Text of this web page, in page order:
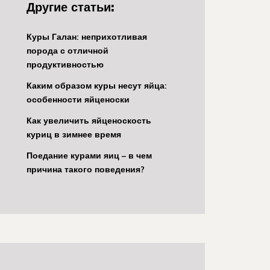
Другие статьи:
Куры Галан: неприхотливая
порода с отличной
продуктивностью
Каким образом куры несут яйца:
особенности яйценоски
Как увеличить яйценоскость
куриц в зимнее время
Поедание курами яиц – в чем
причина такого поведения?